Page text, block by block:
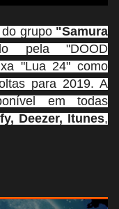
do grupo "Samura
pela "DOOD
"Lua 24" como
para 2019. A
em todas
Deezer, Itunes,